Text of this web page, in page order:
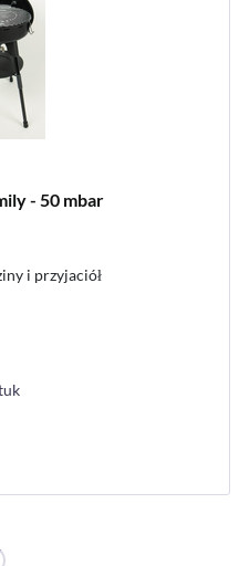
- 50 mbar
i przyjaciół